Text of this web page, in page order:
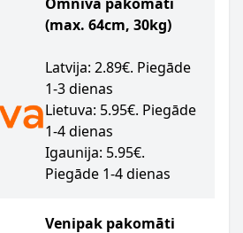
(max. 64cm, 30kg)
Latvija: 2.89€. Piegāde
1-3 dienas
Lietuva: 5.95€. Piegāde
1-4 dienas
Igaunija: 5.95€.
Piegāde 1-4 dienas
Venipak pakomāti